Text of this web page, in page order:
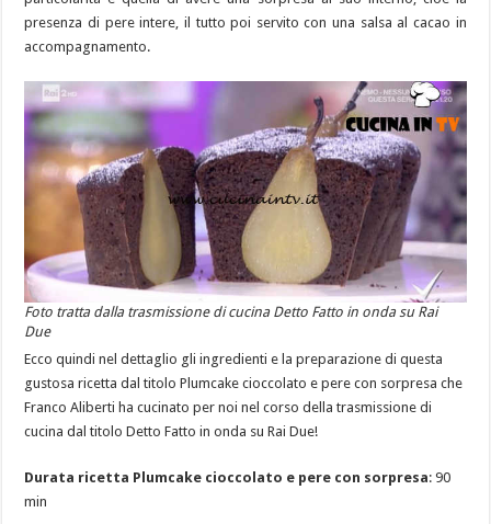
presenza di pere intere, il tutto poi servito con una salsa al cacao in
accompagnamento.
Foto tratta dalla trasmissione di cucina Detto Fatto in onda su Rai
Due
Ecco quindi nel dettaglio gli ingredienti e la preparazione di questa
gustosa ricetta dal titolo Plumcake cioccolato e pere con sorpresa che
Franco Aliberti ha cucinato per noi nel corso della trasmissione di
cucina dal titolo Detto Fatto in onda su Rai Due!
Durata ricetta Plumcake cioccolato e pere con sorpresa: 90
min